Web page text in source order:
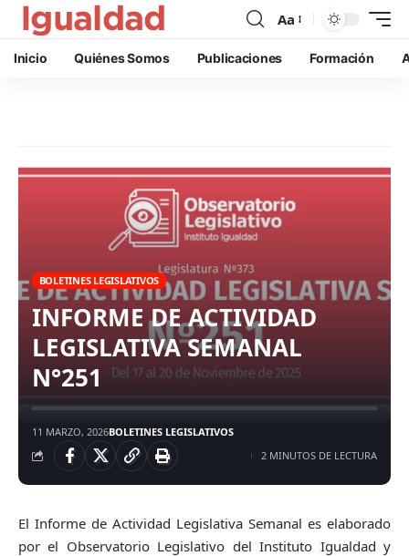
Aa
Inicio Quiénes Somos Publicaciones Formación
BOLETINES LEGISLATIVOS
INFORME DE ACTIVIDAD
LEGISLATIVA SEMANAL
N°251
11 MARZO, 2026BOLETINES LEGISLATIVOS
2 MINUTOS DE LECTURA
El Informe de Actividad Legislativa Semanal es elaborado
por el Observatorio Legislativo del Instituto Igualdad y